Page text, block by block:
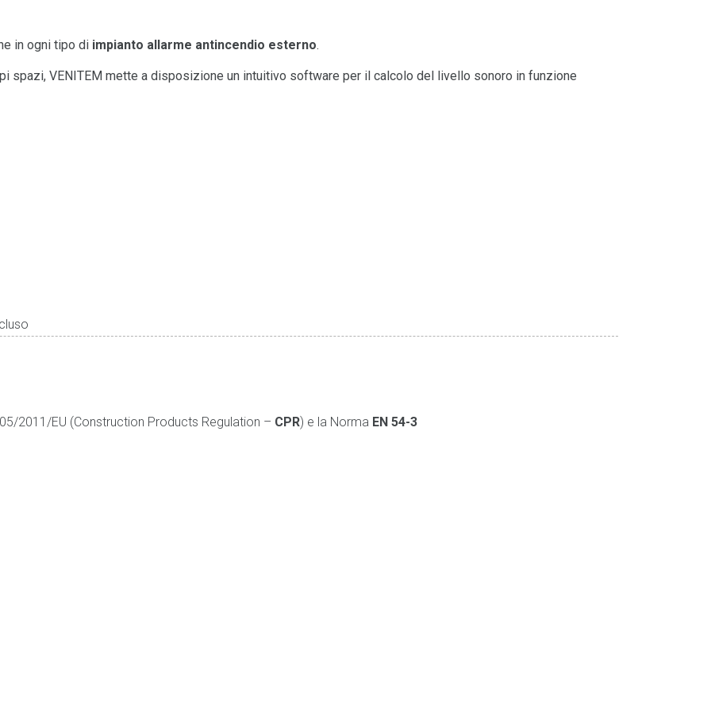
in ogni tipo di impianto allarme antincendio esterno.
spazi, VENITEM mette a disposizione un intuitivo software per il calcolo del livello sonoro in funzione
2011/EU (Construction Products Regulation – CPR) e la Norma EN 54-3